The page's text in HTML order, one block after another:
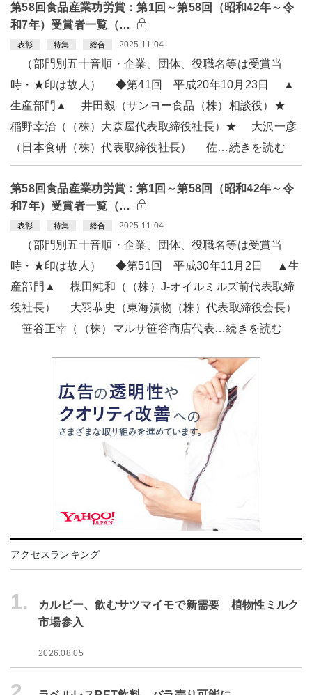
第58回食品産業功労賞：第1回～第58回（昭和42年～令
和7年）受賞者一覧（…
表彰 特集 総合 2025.11.04
（部門別五十音順・企業、団体、役職名等は受賞当
時・★印は故人） ◆第41回 平成20年10月23日 ▲
生産部門▲ 井田毅（サンヨー食品（株）相談役）★
稲野幸治（（株）大森屋代表取締役社長）★ 大沢一彦
（日本食研（株）代表取締役社長） 佐…続きを読む
第58回食品産業功労賞：第1回～第58回（昭和42年～令
和7年）受賞者一覧（…
表彰 特集 総合 2025.11.04
（部門別五十音順・企業、団体、役職名等は受賞当
時・★印は故人） ◆第51回 平成30年11月2日 ▲生
産部門▲ 楳田純和（（株）J-オイルミルズ前代表取締
役社長） 大羽恭史（東海漬物（株）代表取締役会長）
笹谷正幸（（株）マルサ笹谷商店代表…続きを読む
アクセスランキング
1.
カルビー、飲むサツマイモで新需要 植物性ミルク
市場参入
2026.08.05